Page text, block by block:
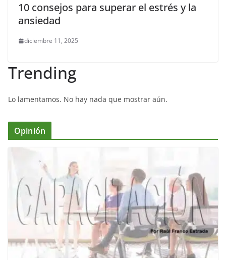
10 consejos para superar el estrés y la
ansiedad
diciembre 11, 2025
Trending
Lo lamentamos. No hay nada que mostrar aún.
Opinión